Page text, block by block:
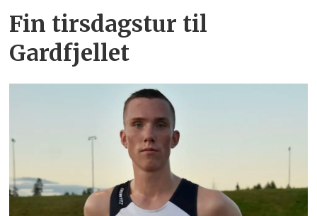
Fin tirsdagstur til
Gardfjellet